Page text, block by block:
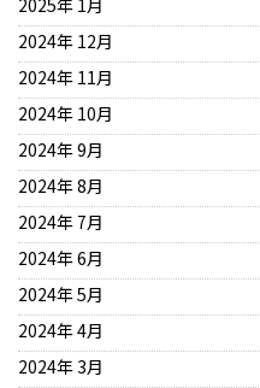
2024年 12月
2024年 11月
2024年 10月
2024年 9月
2024年 8月
2024年 7月
2024年 6月
2024年 5月
2024年 4月
2024年 3月